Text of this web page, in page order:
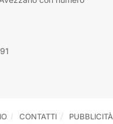
CONTATTI PUBBLICITÀ